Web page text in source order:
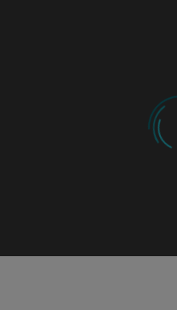
Comment est-ce que